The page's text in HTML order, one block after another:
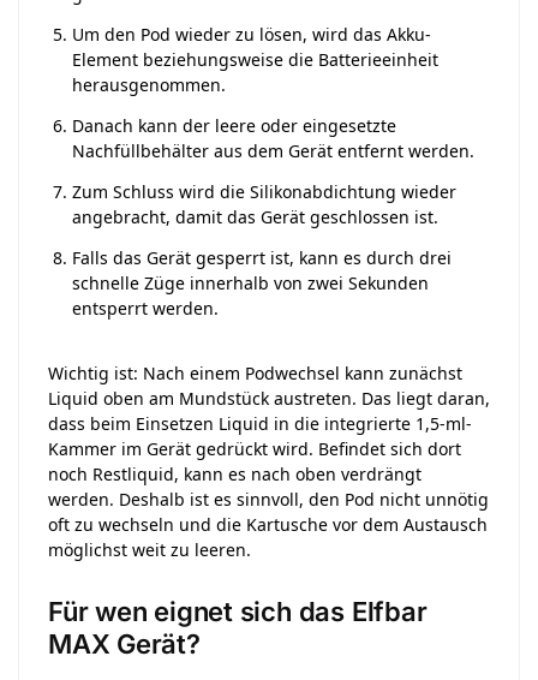
Um den Pod wieder zu lösen, wird das Akku-
Element beziehungsweise die Batterieeinheit
herausgenommen.
Danach kann der leere oder eingesetzte
Nachfüllbehälter aus dem Gerät entfernt werden.
Zum Schluss wird die Silikonabdichtung wieder
angebracht, damit das Gerät geschlossen ist.
Falls das Gerät gesperrt ist, kann es durch drei
schnelle Züge innerhalb von zwei Sekunden
entsperrt werden.
Wichtig ist: Nach einem Podwechsel kann zunächst
Liquid oben am Mundstück austreten. Das liegt daran,
dass beim Einsetzen Liquid in die integrierte 1,5-ml-
Kammer im Gerät gedrückt wird. Befindet sich dort
noch Restliquid, kann es nach oben verdrängt
werden. Deshalb ist es sinnvoll, den Pod nicht unnötig
oft zu wechseln und die Kartusche vor dem Austausch
möglichst weit zu leeren.
Für wen eignet sich das Elfbar
MAX Gerät?